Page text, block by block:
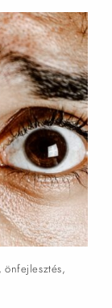
,önfejlesztés,